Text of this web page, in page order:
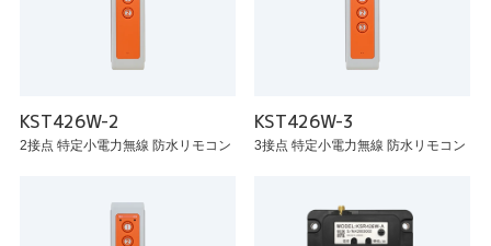
KST426W-2
2接点 特定小電力無線 防水リモコン
KST426W-3
3接点 特定小電力無線 防水リモコン